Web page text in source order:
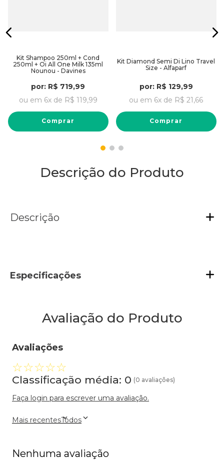
Kit Shampoo 250ml + Cond
250ml + Oi All One Milk 135ml
Nounou - Davines
por: R$ 719,99
ou em 6x de R$ 119,99
Comprar
Kit Diamond Semi Di Lino Travel
Size - Alfaparf
por: R$ 129,99
ou em 6x de R$ 21,66
Comprar
Descrição do Produto
Descrição
Especificações
Avaliação do Produto
Avaliações
☆☆☆☆☆
Classificação média: 0 (0 avaliações)
Faça login para escrever uma avaliação.
Mais recentesTodos
Nenhuma avaliação